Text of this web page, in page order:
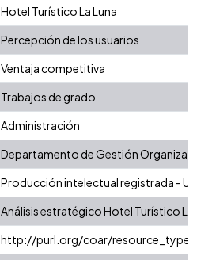
Hotel Turístico La Luna
Percepción de los usuarios
Ventaja competitiva
Trabajos de grado
Administración
Departamento de Gestión
Producción intelectual registrada -
Análisis estratégico Hotel Turístico La
http://purl.org/coar/resource_type/